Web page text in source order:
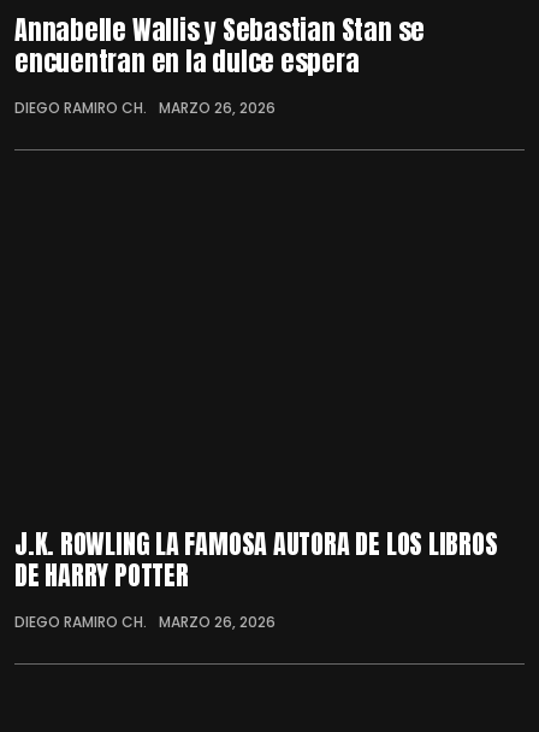
Annabelle Wallis y Sebastian Stan se
encuentran en la dulce espera
DIEGO RAMIRO CH. MARZO 26, 2026
J.K. ROWLING LA FAMOSA AUTORA DE LOS LIBROS
DE HARRY POTTER
DIEGO RAMIRO CH. MARZO 26, 2026